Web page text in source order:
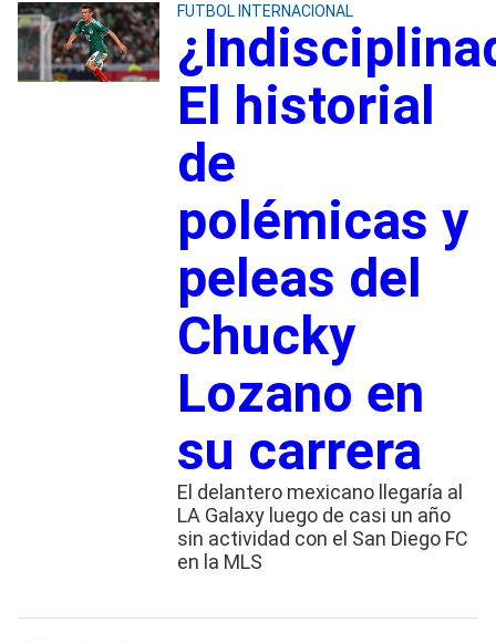
FUTBOL INTERNACIONAL
El historial
de
polémicas y
peleas del
Chucky
Lozano en
su carrera
El delantero mexicano llegaría al
LA Galaxy luego de casi un año
sin actividad con el San Diego FC
en la MLS